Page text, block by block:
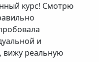
курс! Смотрю
и
вижу реальную